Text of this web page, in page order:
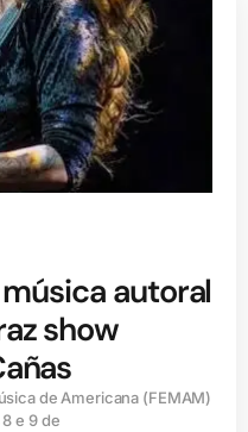
autoral
show
de Americana (FEMAM)
e 9 de